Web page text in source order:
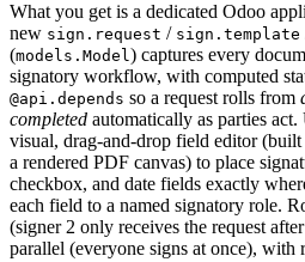
What you get is a dedicated Odoo
new sign.request / sign.template
(models.Model) captures every
signatory workflow, with computed
@api.depends so a request rolls from
completed automatically as parties
visual, drag-and-drop field editor
a rendered PDF canvas) to place
checkbox, and date fields exactly
each field to a named signatory role.
(signer 2 only receives the request
parallel (everyone signs at once),